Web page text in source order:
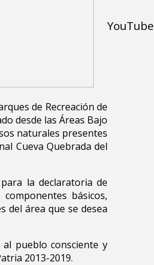
de Recreación de
desde las Áreas Bajo
naturales presentes
Cueva Quebrada del
la declaratoria de
básicos,
del área que se desea
pueblo consciente y
2013-2019.
YouTube